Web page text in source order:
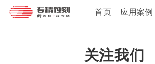
首页 应用案例
关注我们